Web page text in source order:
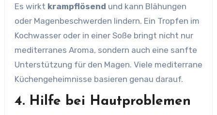
Es wirkt krampflösend und kann Blähungen
oder Magenbeschwerden lindern. Ein Tropfen im
Kochwasser oder in einer Soße bringt nicht nur
mediterranes Aroma, sondern auch eine sanfte
Unterstützung für den Magen. Viele mediterrane
Küchengeheimnisse basieren genau darauf.
4. Hilfe bei Hautproblemen